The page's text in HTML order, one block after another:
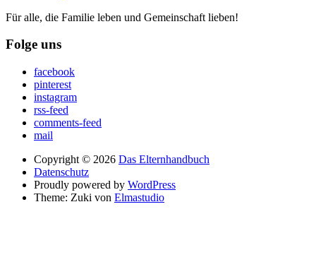
Für alle, die Familie leben und Gemeinschaft lieben!
Folge uns
facebook
pinterest
instagram
rss-feed
comments-feed
mail
Copyright © 2026 Das Elternhandbuch
Datenschutz
Proudly powered by WordPress
Theme: Zuki von Elmastudio